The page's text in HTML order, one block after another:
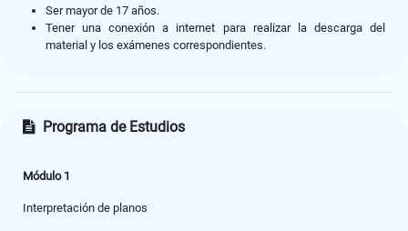
Ser mayor de 17 años.
Tener una conexión a internet para realizar la descarga del
material y los exámenes correspondientes.
Programa de Estudios
Módulo 1
Interpretación de planos